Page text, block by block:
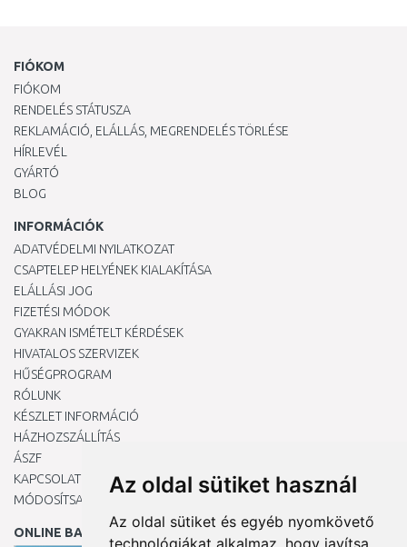
Az oldal sütiket használ
Az oldal sütiket és egyéb nyomkövető
technológiákat alkalmaz, hogy javítsa
FIÓKOM
FIÓKOM
RENDELÉS STÁTUSZA
REKLAMÁCIÓ, ELÁLLÁS, MEGRENDELÉS TÖRLÉSE
HÍRLEVÉL
GYÁRTÓ
BLOG
INFORMÁCIÓK
ADATVÉDELMI NYILATKOZAT
CSAPTELEP HELYÉNEK KIALAKÍTÁSA
ELÁLLÁSI JOG
FIZETÉSI MÓDOK
GYAKRAN ISMÉTELT KÉRDÉSEK
HIVATALOS SZERVIZEK
HŰSÉGPROGRAM
RÓLUNK
KÉSZLET INFORMÁCIÓ
HÁZHOZSZÁLLÍTÁS
ÁSZF
KAPCSOLAT
MÓDOSÍTSA A COOKIE-BEÁLLÍTÁSAIMAT
ONLINE BANKKÁRTYÁVAL